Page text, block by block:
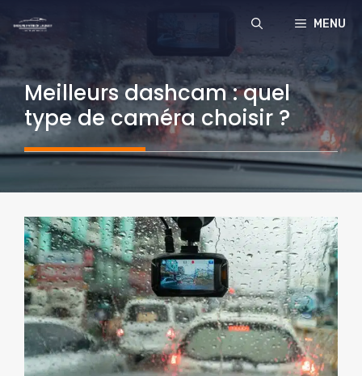
MENU
Meilleurs dashcam : quel
type de caméra choisir ?